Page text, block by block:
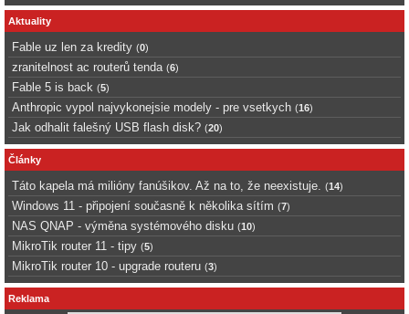
Aktuality
Fable uz len za kredity (0)
zranitelnost ac routerů tenda (6)
Fable 5 is back (5)
Anthropic vypol najvykonejsie modely - pre vsetkych (16)
Jak odhalit falešný USB flash disk? (20)
Články
Táto kapela má milióny fanúšikov. Až na to, že neexistuje. (14)
Windows 11 - připojení současně k několika sítím (7)
NAS QNAP - výměna systémového disku (10)
MikroTik router 11 - tipy (5)
MikroTik router 10 - upgrade routeru (3)
Reklama